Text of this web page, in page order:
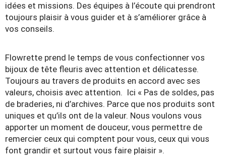
idées et missions. Des équipes à l’écoute qui prendront
toujours plaisir à vous guider et à s’améliorer grâce à
vos conseils.
Flowrette prend le temps de vous confectionner vos
bijoux de tête fleuris avec attention et délicatesse.
Toujours au travers de produits en accord avec ses
valeurs, choisis avec attention. Ici « Pas de soldes, pas
de braderies, ni d’archives. Parce que nos produits sont
uniques et qu’ils ont de la valeur. Nous voulons vous
apporter un moment de douceur, vous permettre de
remercier ceux qui comptent pour vous, ceux qui vous
font grandir et surtout vous faire plaisir ».